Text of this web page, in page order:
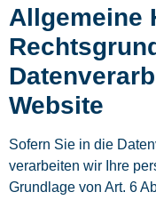
Allgemeine
Website
Sofern Sie in die
verarbeiten wir Ihre
Grundlage von Art. 6